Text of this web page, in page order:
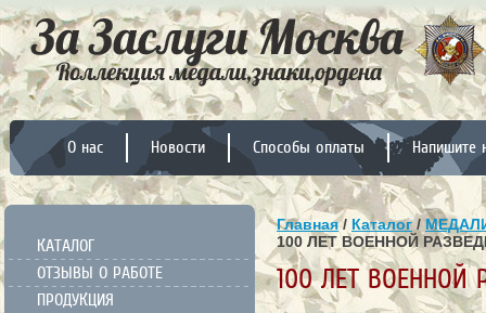
О нас Новости Способы оплаты Напишите
КАТАЛОГ
ОТЗЫВЫ О РАБОТЕ
ПРОДУКЦИЯ
Главная/ Каталог/
100 ЛЕТ ВОЕННОЙ
100 ЛЕТ ВОЕННОЙ